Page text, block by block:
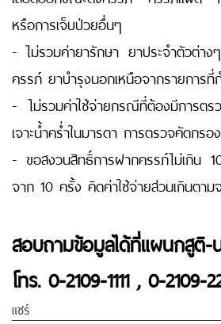
หรือการเจ็บป่วยอื่นๆ
- ไม่รวมค่ายารักษา ยาประจำตัวต่าง
ครรภ์ ยาบำรุงนอกเหนือจากรายการ
- ไม่รวมค่าใช้จ่ายกรณีที่ต้องมีการต
เจาะน้ำคร่ำในมารดา การตรวจคัดกรอ
- ขอสงวนสิทธิ์การฝากครรภ์ไม่เกิน
จาก 10 ครั้ง คิดค่าใช้จ่ายส่วนเกินตาม
สอบถามข้อมูลได้ที่แผนกสูติ-
โทร. 0-2109-1111 , 0-2109-
แชร์